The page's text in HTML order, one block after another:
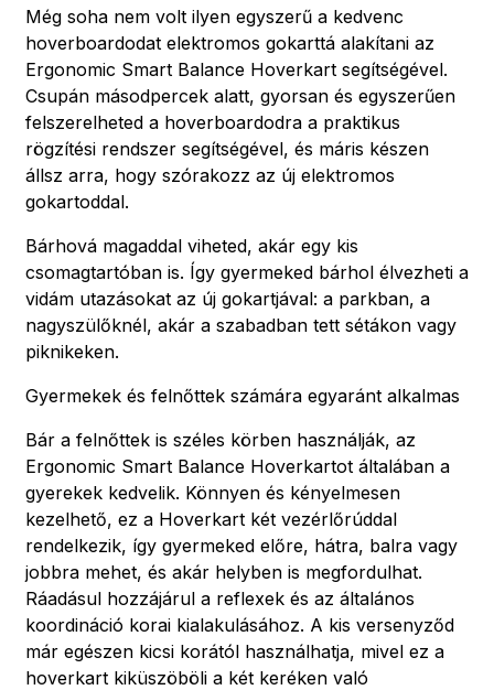
Még soha nem volt ilyen egyszerű a kedvenc
hoverboardodat elektromos gokarttá alakítani az
Ergonomic Smart Balance Hoverkart segítségével.
Csupán másodpercek alatt, gyorsan és egyszerűen
felszerelheted a hoverboardodra a praktikus
rögzítési rendszer segítségével, és máris készen
állsz arra, hogy szórakozz az új elektromos
gokartoddal.
Bárhová magaddal viheted, akár egy kis
csomagtartóban is. Így gyermeked bárhol élvezheti a
vidám utazásokat az új gokartjával: a parkban, a
nagyszülőknél, akár a szabadban tett sétákon vagy
piknikeken.
Gyermekek és felnőttek számára egyaránt alkalmas
Bár a felnőttek is széles körben használják, az
Ergonomic Smart Balance Hoverkartot általában a
gyerekek kedvelik. Könnyen és kényelmesen
kezelhető, ez a Hoverkart két vezérlőrúddal
rendelkezik, így gyermeked előre, hátra, balra vagy
jobbra mehet, és akár helyben is megfordulhat.
Ráadásul hozzájárul a reflexek és az általános
koordináció korai kialakulásához. A kis versenyződ
már egészen kicsi korától használhatja, mivel ez a
hoverkart kiküszöböli a két keréken való